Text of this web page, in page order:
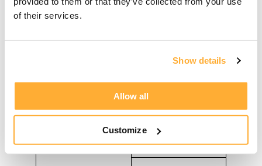
of their services.
Show details
Allow all
Customize
Natcom
Tigo
Ivory Coast
Moov
MTN